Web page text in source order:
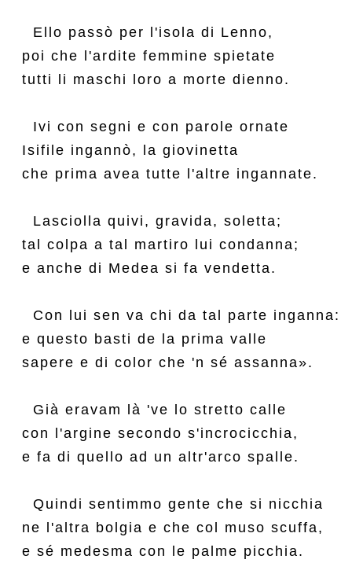
  Ello passò per l'isola di Lenno,
poi che l'ardite femmine spietate
tutti li maschi loro a morte dienno.
  Ivi con segni e con parole ornate
Isifile ingannò, la giovinetta
che prima avea tutte l'altre ingannate.
  Lasciolla quivi, gravida, soletta;
tal colpa a tal martiro lui condanna;
e anche di Medea si fa vendetta.
  Con lui sen va chi da tal parte inganna:
e questo basti de la prima valle
sapere e di color che 'n sé assanna».
  Già eravam là 've lo stretto calle
con l'argine secondo s'incrocicchia,
e fa di quello ad un altr'arco spalle.
  Quindi sentimmo gente che si nicchia
ne l'altra bolgia e che col muso scuffa,
e sé medesma con le palme picchia.